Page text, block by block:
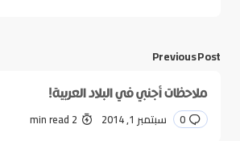
Previous Post
ملاحظات أجنبي في البلاد العربية!
0 سبتمبر 1, 2014 2 min read